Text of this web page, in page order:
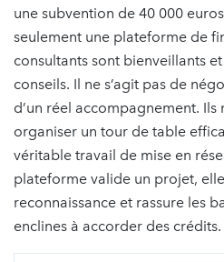
une subvention de 40 000
seulement une plateforme de
consultants sont bienveillants
conseils. Il ne s’agit pas de
d’un réel accompagnement. Ils
organiser un tour de table
véritable travail de mise en
plateforme valide un projet,
reconnaissance et rassure les
enclines à accorder des crédits.